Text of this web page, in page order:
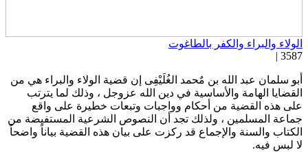
والبراء والكفر بالطاغوت
سلمان عبد الله بن مٌحمد الغُلَيْفِى إن قضية الولاء والبراء هي من
الهامة والأساسية في دين الله عزوجل ، وذلك لما يترتب
هذه القضية من أحكام وواجبات وتبعات خطيرة على واقع
المسلمين ، ولذلك تجد أن النصوص الشرعية المستفيضة من
والسنة والإجماع قد ركزت على بيان هذه القضية بياناً واضحاً
لبس فيه.